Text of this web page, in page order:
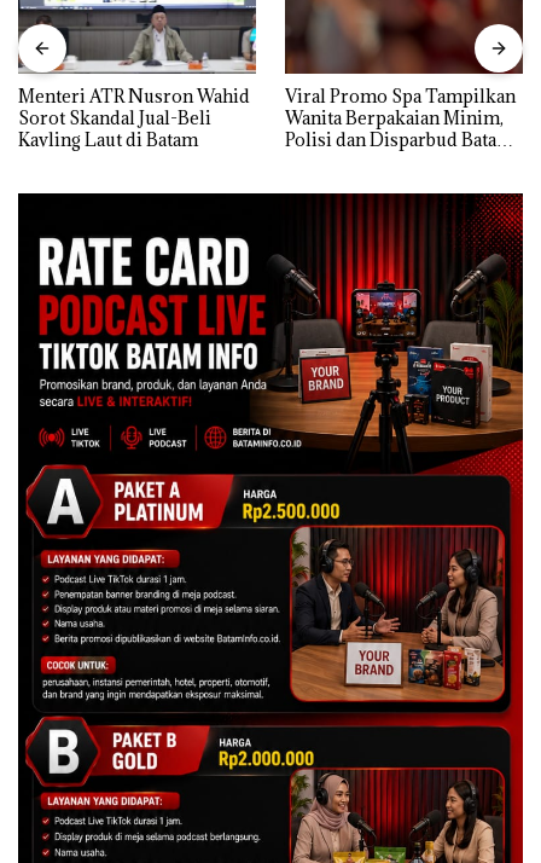
Menteri ATR Nusron Wahid
Sorot Skandal Jual-Beli
Kavling Laut di Batam
Viral Promo Spa Tampilkan
Wanita Berpakaian Minim,
Polisi dan Disparbud Batam